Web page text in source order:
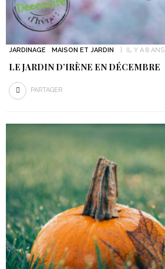
JARDINAGE MAISON ET JARDIN IL Y A 8 ANS
LE JARDIN D’IRÈNE EN DÉCEMBRE
PARTAGER